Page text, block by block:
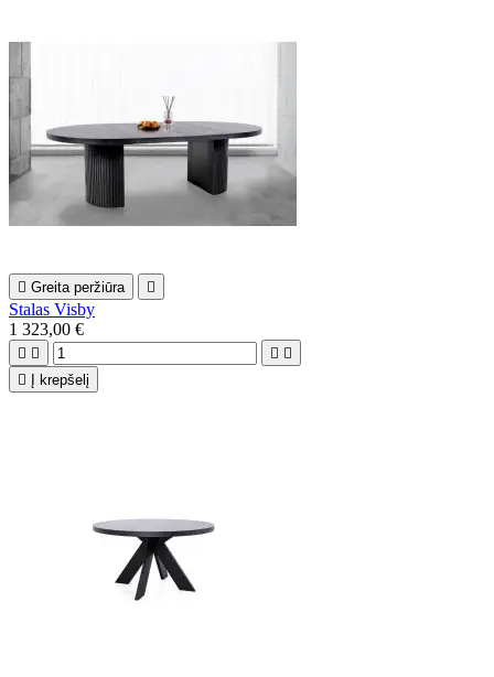
 Greita peržiūra 
Stalas Visby
1 323,00 €
   

Į krepšelį